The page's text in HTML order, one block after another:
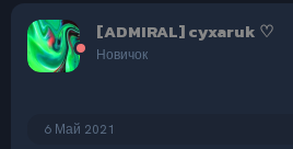
[ADMIRAL] cyxaruk ♡
Новичок
6 Май 2021